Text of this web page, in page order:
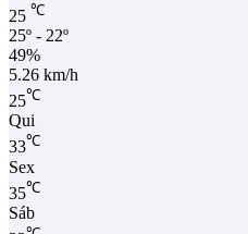
25 ℃
25º - 22º
49%
5.26 km/h
25℃
Qui
33℃
Sex
35℃
Sáb